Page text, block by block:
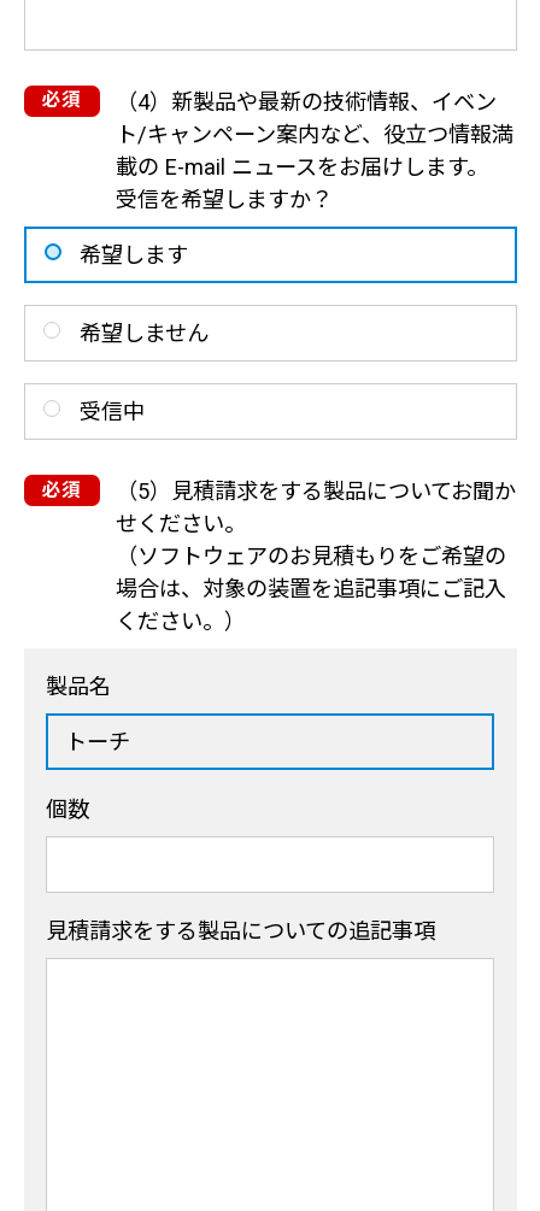
（4）新製品や最新の技術情報、イベン
ト/キャンペーン案内など、役立つ情報満
載の E-mail ニュースをお届けします。
受信を希望しますか？
希望します
希望しません
受信中
（5）見積請求をする製品についてお聞か
せください。
（ソフトウェアのお見積もりをご希望の
場合は、対象の装置を追記事項にご記入
ください。）
製品名
個数
見積請求をする製品についての追記事項